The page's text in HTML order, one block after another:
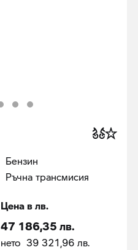
Бензин
Ръчна трансмисия
Цена в лв.
47 186,35 лв.
нето 39 321,96 лв.